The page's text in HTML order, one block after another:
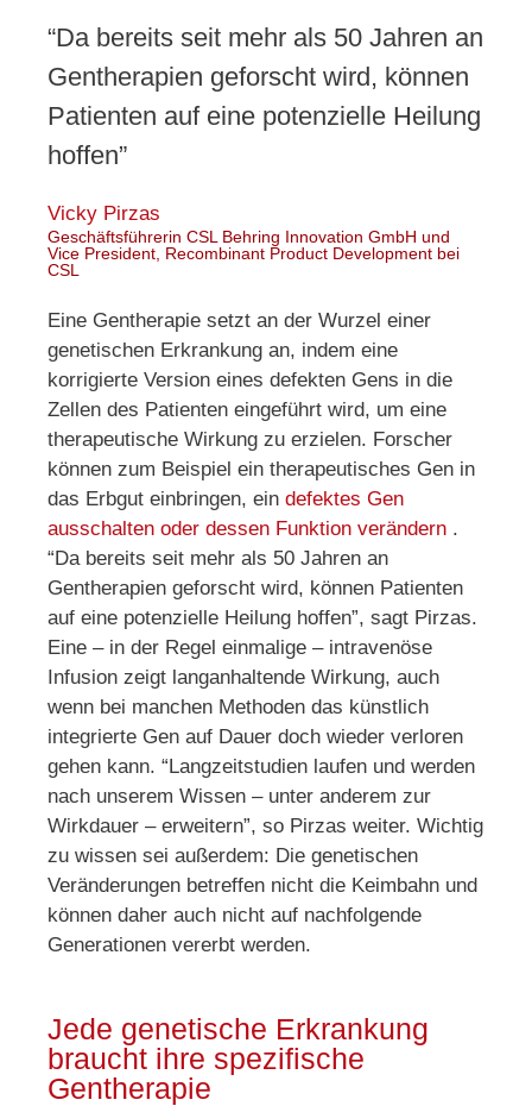
“Da bereits seit mehr als 50 Jahren an
Gentherapien geforscht wird, können
Patienten auf eine potenzielle Heilung
hoffen”
Vicky Pirzas
Geschäftsführerin CSL Behring Innovation GmbH und
Vice President, Recombinant Product Development bei
CSL
Eine Gentherapie setzt an der Wurzel einer
genetischen Erkrankung an, indem eine
korrigierte Version eines defekten Gens in die
Zellen des Patienten eingeführt wird, um eine
therapeutische Wirkung zu erzielen. Forscher
können zum Beispiel ein therapeutisches Gen in
das Erbgut einbringen, ein defektes Gen
ausschalten oder dessen Funktion verändern .
“Da bereits seit mehr als 50 Jahren an
Gentherapien geforscht wird, können Patienten
auf eine potenzielle Heilung hoffen”, sagt Pirzas.
Eine – in der Regel einmalige – intravenöse
Infusion zeigt langanhaltende Wirkung, auch
wenn bei manchen Methoden das künstlich
integrierte Gen auf Dauer doch wieder verloren
gehen kann. “Langzeitstudien laufen und werden
nach unserem Wissen – unter anderem zur
Wirkdauer – erweitern”, so Pirzas weiter. Wichtig
zu wissen sei außerdem: Die genetischen
Veränderungen betreffen nicht die Keimbahn und
können daher auch nicht auf nachfolgende
Generationen vererbt werden.
Jede genetische Erkrankung
braucht ihre spezifische
Gentherapie